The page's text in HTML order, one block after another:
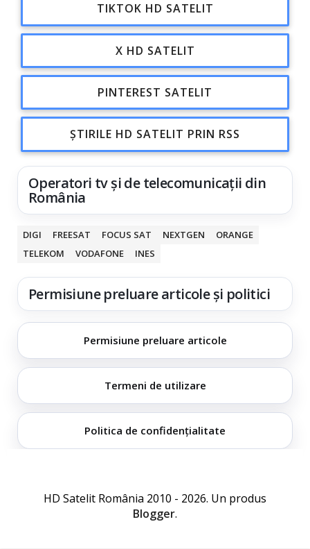
TIKTOK HD SATELIT
X HD SATELIT
PINTEREST SATELIT
ȘTIRILE HD SATELIT PRIN RSS
Operatori tv și de telecomunicații din
România
DIGI FREESAT FOCUS SAT NEXTGEN
ORANGE
TELEKOM
VODAFONE INES
Permisiune preluare articole și politici
Permisiune preluare articole
Termeni de utilizare
Politica de confidențialitate
HD Satelit România 2010 - 2026. Un produs
Blogger.